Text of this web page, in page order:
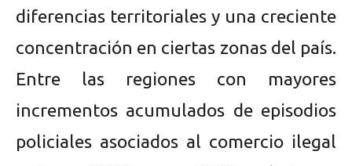
diferencias territoriales y una creciente
concentración en ciertas zonas del país.
Entre las regiones con mayores
incrementos acumulados de episodios
policiales asociados al comercio ilegal